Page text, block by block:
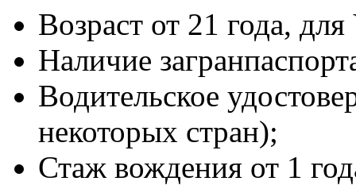
Возраст от 21 года,
Наличие
Водительское
некоторых стран);
Стаж вождения от 1